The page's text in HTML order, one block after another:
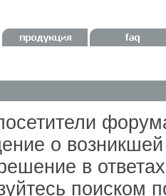
о
в
поиском